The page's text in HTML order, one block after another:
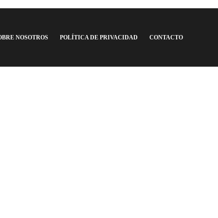
NOSOTROS POLÍTICA DE PRIVACIDAD CONTACTO